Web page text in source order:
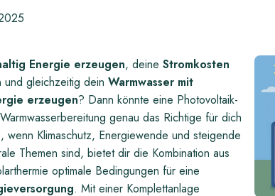
Energie erzeugen, deine Stromkosten
und gleichzeitig dein Warmwasser mit
erzeugen? Dann könnte eine Photovoltaik-
genau das Richtige für dich
Klimaschutz, Energiewende und steigende
Themen sind, bietet dir die Kombination aus
optimale Bedingungen für eine
. Mit einer Komplettanlage